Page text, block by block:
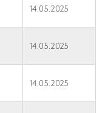
14.05.2025
14.05.2025
14.05.2025